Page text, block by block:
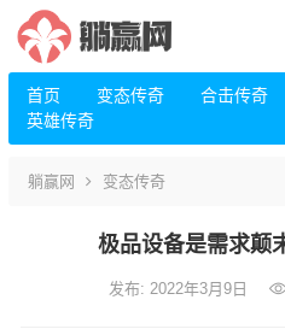
首页 变态传奇 合击传奇
英雄传奇
躺赢网 变态传奇
极品设备是需求颠
发布: 2022年3月9日